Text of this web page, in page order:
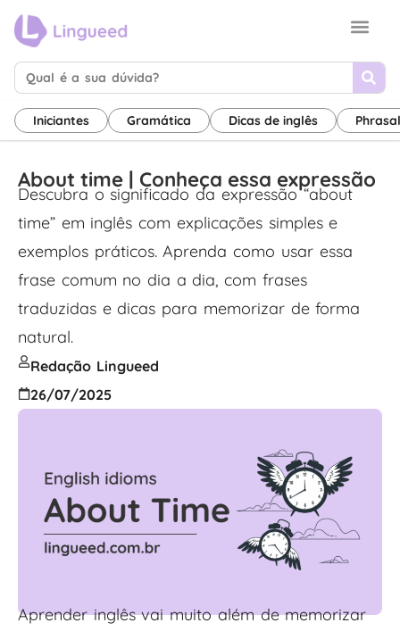
Iniciantes Gramática Dicas de inglês
About time | Conheça essa expressão
Descubra o significado da expressão “about
time” em inglês com explicações simples e
exemplos práticos. Aprenda como usar essa
frase comum no dia a dia, com frases
traduzidas e dicas para memorizar de forma
natural.
Redação Lingueed
26/07/2025
Aprender inglês vai muito além de memorizar